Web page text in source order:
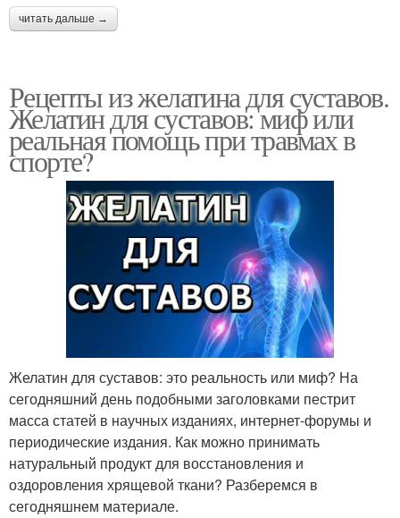
читать дальше →
Рецепты из желатина для суставов.
Желатин для суставов: миф или
реальная помощь при травмах в
спорте?
Желатин для суставов: это реальность или миф? На
сегодняшний день подобными заголовками пестрит
масса статей в научных изданиях, интернет-форумы и
периодические издания. Как можно принимать
натуральный продукт для восстановления и
оздоровления хрящевой ткани? Разберемся в
сегодняшнем материале.